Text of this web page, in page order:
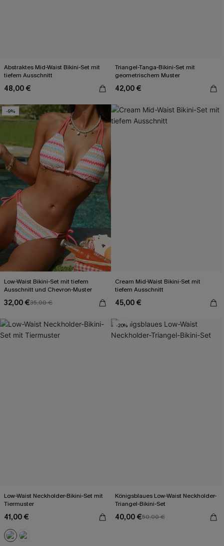
Abstraktes Mid-Waist Bikini-Set mit
tiefem Ausschnitt
48,00 €
Triangel-Tanga-Bikini-Set mit
geometrischem Muster
42,00 €
-9%
Low-Waist Bikini-Set mit tiefem
Ausschnitt und Chevron-Muster
32,00 €35,00 €
Cream Mid-Waist Bikini-Set mit
tiefem Ausschnitt
45,00 €
Low-Waist Neckholder-Bikini-Set mit
Tiermuster
41,00 €
-20%
Königsblaues Low-Waist Neckholder-
Triangel-Bikini-Set
40,00 €50,00 €